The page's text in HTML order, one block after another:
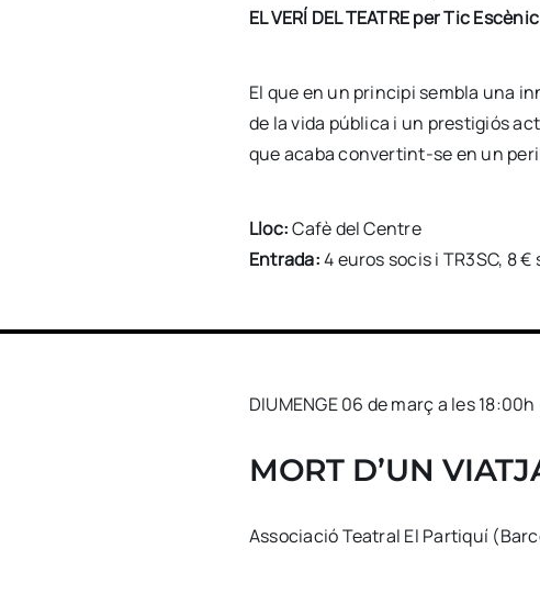
EL VERÍ DEL TEATRE per Tic
El que en un principi sembla una
de la vida pública i un prestigiós
que acaba convertint-se en un
Lloc:Cafè del Centre
Entrada:4 euros socis i TR3SC, 8
DIUMENGE 06 de març a les 18:00h
MORT D’UN
Associació Teatral El Partiquí